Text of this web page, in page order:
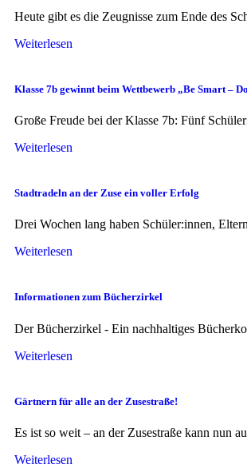
Heute gibt es die Zeugnisse zum Ende des
Weiterlesen
Klasse 7b gewinnt beim Wettbewerb „Be Smart –
Große Freude bei der Klasse 7b: Fünf
Weiterlesen
Stadtradeln an der Zuse ein voller Erfolg
Drei Wochen lang haben Schüler:innen,
Weiterlesen
Informationen zum Bücherzirkel
Der Bücherzirkel - Ein nachhaltiges
Weiterlesen
Gärtnern für alle an der Zusestraße!
Es ist so weit – an der Zusestraße kann nun
Weiterlesen